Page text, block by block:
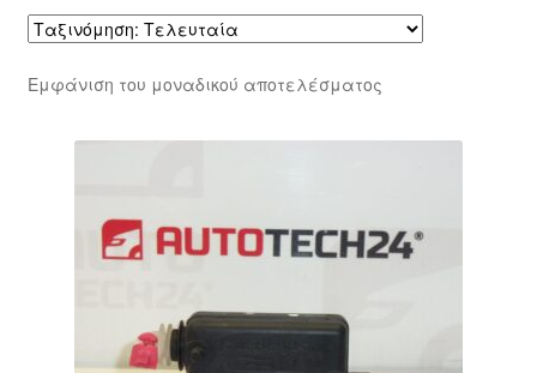
Εμφάνιση του μοναδικού αποτελέσματος